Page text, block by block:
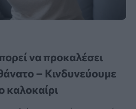
να προκαλέσει
– Κινδυνεύουμε
καλοκαίρι